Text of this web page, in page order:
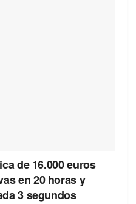
de 16.000 euros
en 20 horas y
3 segundos